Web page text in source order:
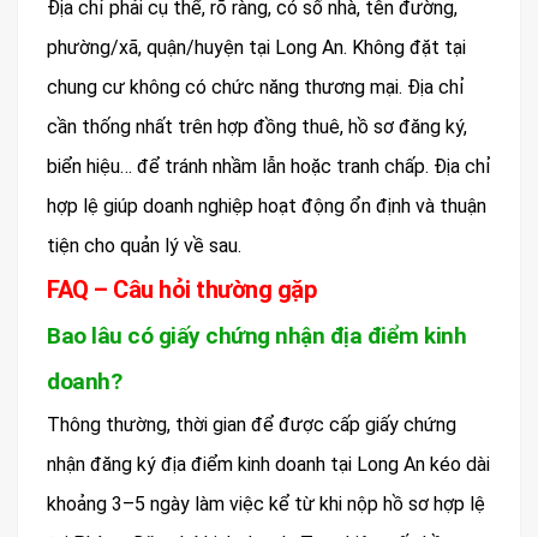
Địa chỉ phải cụ thể, rõ ràng, có số nhà, tên đường,
phường/xã, quận/huyện tại Long An. Không đặt tại
chung cư không có chức năng thương mại. Địa chỉ
cần thống nhất trên hợp đồng thuê, hồ sơ đăng ký,
biển hiệu… để tránh nhầm lẫn hoặc tranh chấp. Địa chỉ
hợp lệ giúp doanh nghiệp hoạt động ổn định và thuận
tiện cho quản lý về sau.
FAQ – Câu hỏi thường gặp
Bao lâu có giấy chứng nhận địa điểm kinh
doanh?
Thông thường, thời gian để được cấp giấy chứng
nhận đăng ký địa điểm kinh doanh tại Long An kéo dài
khoảng 3–5 ngày làm việc kể từ khi nộp hồ sơ hợp lệ